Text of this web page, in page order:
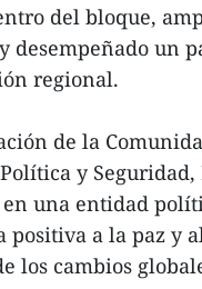
del bloque,
desempeñado un
regional.
de la
y
una entidad
positiva a la paz y
los cambios